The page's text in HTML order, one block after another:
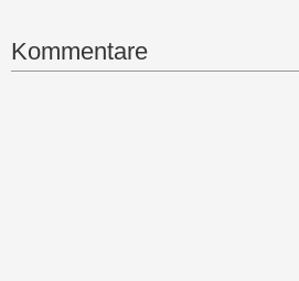
Kommentare